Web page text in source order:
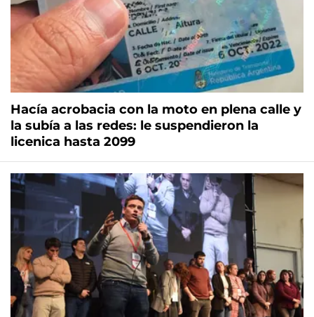
Hacía acrobacia con la moto en plena calle y
la subía a las redes: le suspendieron la
licenica hasta 2099